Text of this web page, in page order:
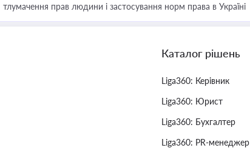
тлумачення прав людини і застосування норм права в Україні
Каталог рішень
Liga360: Керівник
Liga360: Юрист
Liga360: Бухгалтер
Liga360: PR-менеджер